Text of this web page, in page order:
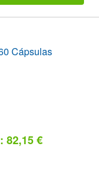
Cápsulas
82,15 €